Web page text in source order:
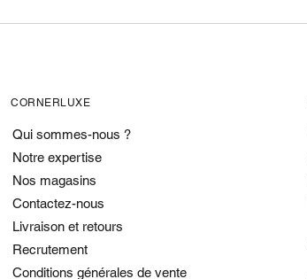
CORNERLUXE
Qui sommes-nous ?
Notre expertise
Nos magasins
Contactez-nous
Livraison et retours
Recrutement
Conditions générales de vente